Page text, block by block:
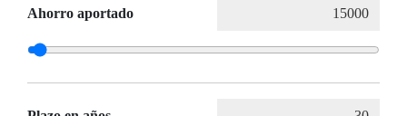
Ahorro aportado